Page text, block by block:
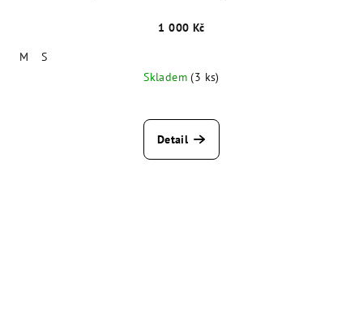
1 000 Kč
M
S
Skladem(3 ks)
Detail